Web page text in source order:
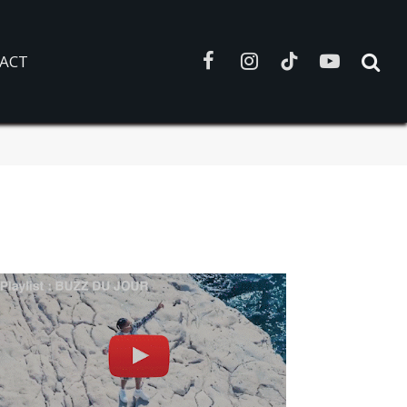
FacebookInstagramTikTokYouTube